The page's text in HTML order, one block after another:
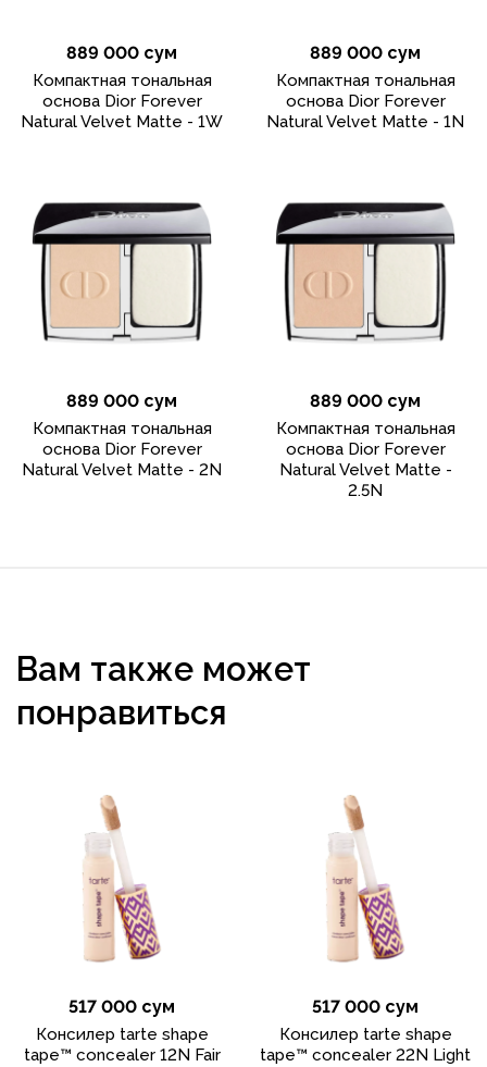
889 000 сум
Компактная тональная
основа Dior Forever
Natural Velvet Matte - 1W
889 000 сум
Компактная тональная
основа Dior Forever
Natural Velvet Matte - 1N
889 000 сум
Компактная тональная
основа Dior Forever
Natural Velvet Matte - 2N
889 000 сум
Компактная тональная
основа Dior Forever
Natural Velvet Matte -
2.5N
Вам также может
понравиться
517 000 сум
Консилер tarte shape
tape™ concealer 12N Fair
517 000 сум
Консилер tarte shape
tape™ concealer 22N Light